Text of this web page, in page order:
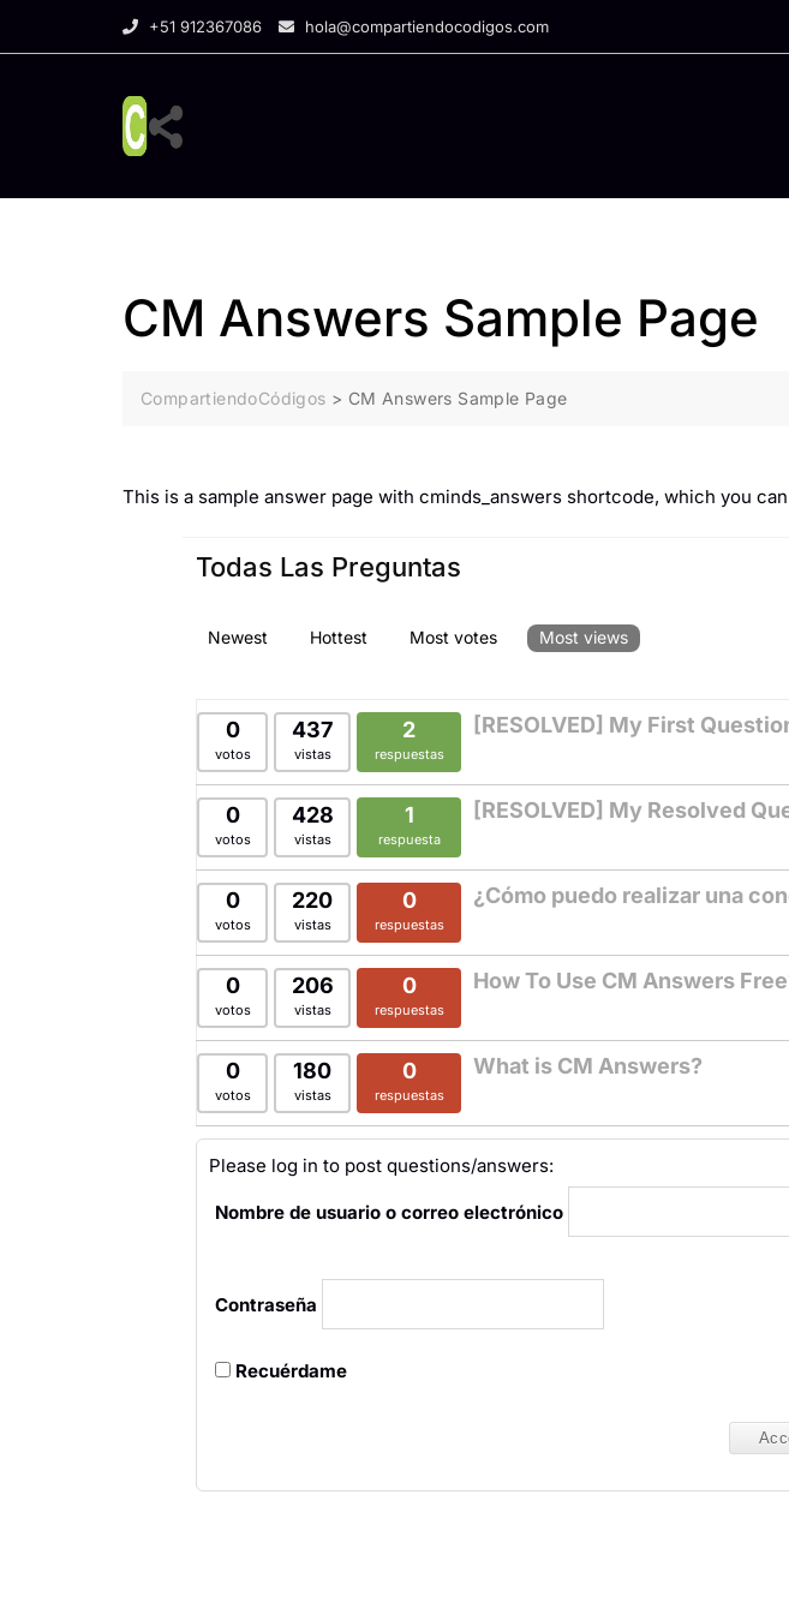
+51 912367086 hola@compartiendocodigos.com
CM Answers Sample Page
CompartiendoCódigos > CM Answers Sample Page
This is a sample answer page with cminds_answers shortcode, which you
Todas Las Preguntas
Newest Hottest Most votes Most views
0
votos
437
vistas
2
respuestas
[RESOLVED] My First
0
votos
428
vistas
1
respuesta
[RESOLVED] My Resolved
0
votos
220
vistas
0
respuestas
¿Cómo puedo realizar una
0
votos
206
vistas
0
respuestas
How To Use CM Answers
0
votos
180
vistas
0
respuestas
What is CM Answers?
Please log in to post questions/answers:
Nombre de usuario o correo electrónico
Contraseña
Recuérdame